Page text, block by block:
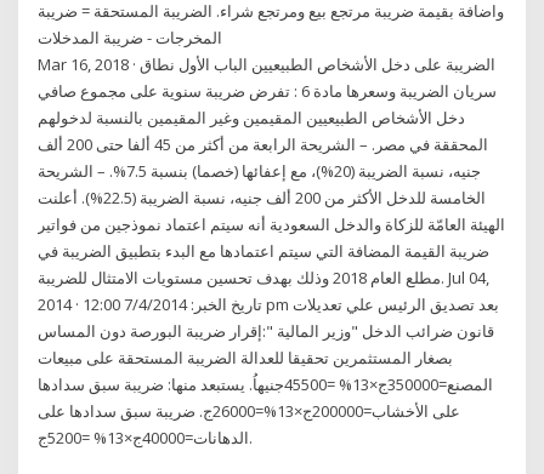
واضافة بقيمة ضريبة مرتجع بيع ومرتجع شراء. الضريبة المستحقة = ضريبة
المخرجات - ضريبة المدخلات
Mar 16, 2018 · الضريبة على دخل الأشخاص الطبيعيين الباب الأول نطاق
سريان الضريبة وسعرها مادة 6 : تفرض ضريبة سنوية على مجموع صافي
دخل الأشخاص الطبيعيين المقيمين وغير المقيمين بالنسبة لدخولهم
المحققة في مصر. – الشريحة الرابعة من أكثر من 45 ألفا حتى 200 ألف
جنيه، نسبة الضريبة (20%)، مع إعفائها (خصما) بنسبة 7.5%. – الشريحة
الخامسة للدخل الأكثر من 200 ألف جنيه، نسبة الضريبة (22.5%). أعلنت
الهيئة العامّة للزكاة والدخل السعودية أنه سيتم اعتماد نموذجين من فواتير
ضريبة القيمة المضافة التي سيتم اعتمادها مع البدء بتطبيق الضريبة في
مطلع العام 2018 وذلك بهدف تحسين مستويات الامتثال للضريبة. Jul 04,
2014 · تاريخ الخبر: 7/4/2014 12:00 pm بعد تصديق الرئيس علي تعديلات
قانون ضرائب الدخل "وزير المالية ":إقرار ضريبة البورصة دون المساس
بصغار المستثمرين تحقيقا للعدالة الضريبة المستحقة على مبيعات
المصنع=350000ج×13% =45500جنيهاُ. يستبعد منها: ضريبة سبق سدادها
على الأخشاب=200000ج×13%=26000ج. ضريبة سبق سدادها على
الدهانات=40000ج×13% =5200ج.